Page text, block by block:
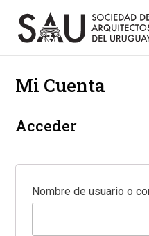
Mi Cuenta
Acceder
Nombre de usuario o